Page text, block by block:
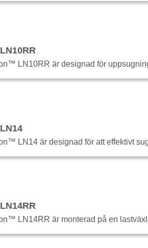
LN10RR är designad för
LN14 är designad för att effektivt
LN14RR är monterad på en